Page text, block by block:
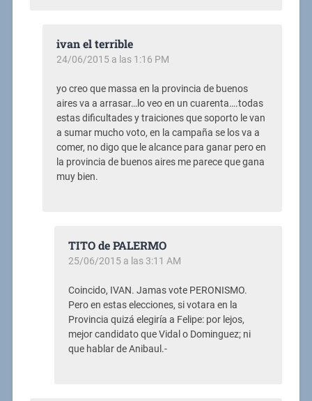
ivan el terrible
24/06/2015 a las 1:16 PM
yo creo que massa en la provincia de buenos
aires va a arrasar…lo veo en un cuarenta….todas
estas dificultades y traiciones que soporto le van
a sumar mucho voto, en la campaña se los va a
comer, no digo que le alcance para ganar pero en
la provincia de buenos aires me parece que gana
muy bien.
TITO de PALERMO
25/06/2015 a las 3:11 AM
Coincido, IVAN. Jamas vote PERONISMO.
Pero en estas elecciones, si votara en la
Provincia quizá elegiría a Felipe: por lejos,
mejor candidato que Vidal o Dominguez; ni
que hablar de Anibaul.-